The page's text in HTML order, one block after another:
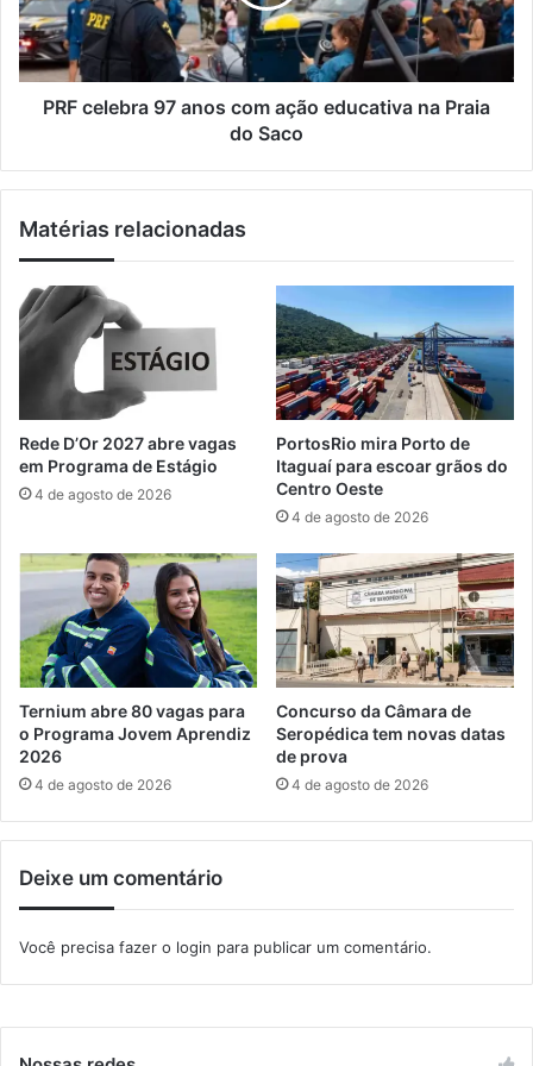
v
e
m
l
a
a
C
o
M
C
d
A
r
s
M
a
r
c
i
i
l
e
b
r
o
s
o
m
a
e
d
u
a
a
n
a
P
r
a
o
S
c
o
PRF celebra 97 anos com ação educativa na Praia
do Saco
Matérias relacionadas
Rede D’Or 2027 abre vagas
em Programa de Estágio
4 de agosto de 2026
PortosRio mira Porto de
Itaguaí para escoar grãos do
Centro Oeste
4 de agosto de 2026
Ternium abre 80 vagas para
o Programa Jovem Aprendiz
2026
4 de agosto de 2026
Concurso da Câmara de
Seropédica tem novas datas
de prova
4 de agosto de 2026
Deixe um comentário
Você precisa fazer o login para publicar um comentário.